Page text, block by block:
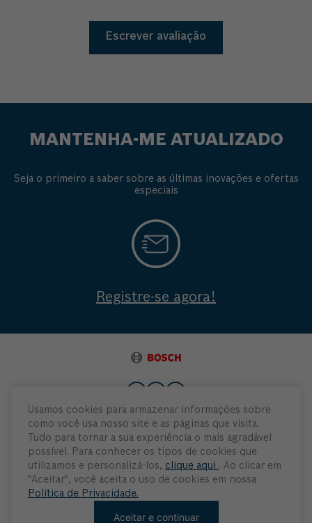
Usamos cookies para armazenar informações sobre
como você usa nosso site e as páginas que visita.
Tudo para tornar a sua experiência o mais agradável
possível. Para conhecer os tipos de cookies que
utilizamos e personalizá-los, clique aqui . Ao clicar em
"Aceitar", você aceita o uso de cookies em nossa
Política de Privacidade.
Aceitar e continuar
Escrever avaliação
MANTENHA-ME ATUALIZADO
Seja o primeiro a saber sobre as últimas inovações e ofertas
especiais
Registre-se agora!
Institucional
Atendimento
Minha Conta